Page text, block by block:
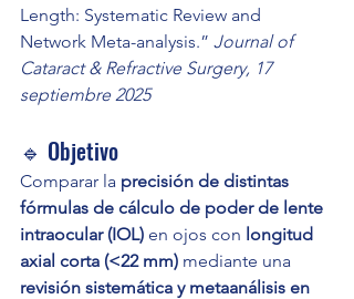
Length: Systematic Review and
Network Meta-analysis.” Journal of
Cataract & Refractive Surgery, 17
septiembre 2025
🔹 Objetivo
Comparar la precisión de distintas
fórmulas de cálculo de poder de lente
intraocular (IOL) en ojos con longitud
axial corta (<22 mm) mediante una
revisión sistemática y metaanálisis en